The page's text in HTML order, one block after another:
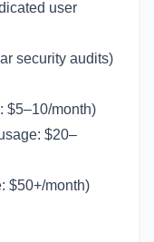
user
security audits)
$5–10/month)
$20–
$50+/month)